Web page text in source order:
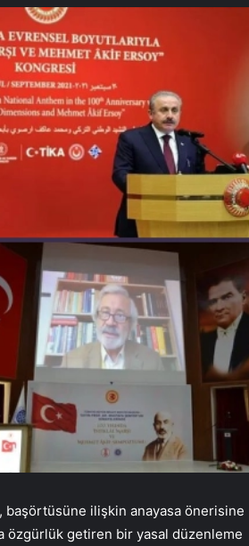
başörtüsüne ilişkin anayasa önerisine
özgürlük getiren bir yasal düzenleme